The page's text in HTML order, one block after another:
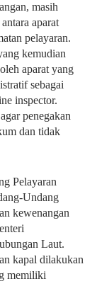
masih
aparat
pelayaran.
kemudian
aparat yang
sebagai
inspector.
penegakan
dan tidak
Pelayaran
Undang
kewenangan
Laut.
kapal dilakukan
memiliki